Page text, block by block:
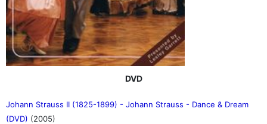
DVD
Johann Strauss II (1825-1899) - Johann Strauss - Dance & Dream
(DVD) (2005)